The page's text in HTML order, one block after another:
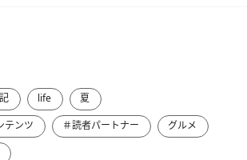
life
夏
テンツ
＃読者パートナー
グルメ